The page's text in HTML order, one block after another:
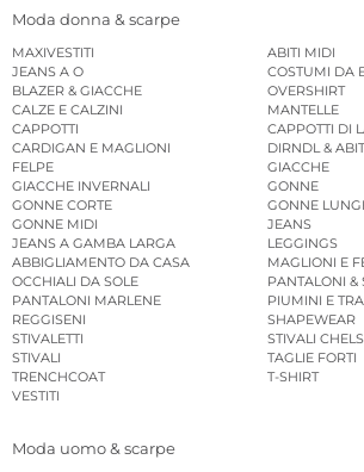
Moda donna & scarpe
MAXIVESTITI
ABITI MIDI
JEANS A O
COSTUMI DA
BLAZER & GIACCHE
OVERSHIRT
CALZE E CALZINI
MANTELLE
CAPPOTTI
CAPPOTTI DI
CARDIGAN E MAGLIONI
DIRNDL &
FELPE
GIACCHE
GIACCHE INVERNALI
GONNE
GONNE CORTE
GONNE
GONNE MIDI
JEANS
JEANS A GAMBA LARGA
LEGGINGS
ABBIGLIAMENTO DA CASA
MAGLIONI E
OCCHIALI DA SOLE
PANTALONI &
PANTALONI MARLENE
PIUMINI E
REGGISENI
SHAPEWEAR
STIVALETTI
STIVALI
STIVALI
TAGLIE FORTI
TRENCHCOAT
T-SHIRT
VESTITI
Moda uomo & scarpe